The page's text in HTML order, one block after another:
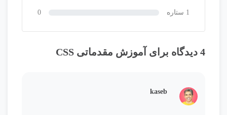
1 ستاره 0
4 دیدگاه برای آموزش مقدماتی CSS
kaseb